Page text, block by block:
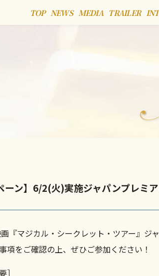
TOP NEWS MEDIA TRAILER
ーン】6/2(火)実施ジャパンプレミア
『マジカル・シークレット・ツアー』ジ
項をご確認の上、ぜひご参加ください！
］